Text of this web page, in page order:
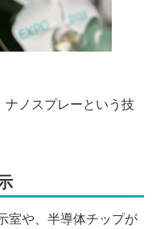
ナノスプレーという技
室や、半導体チップが